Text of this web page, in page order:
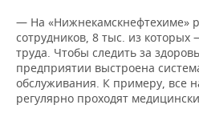
— На «Нижнекамскнефтехиме»
сотрудников, 8 тыс. из
труда. Чтобы следить за
предприятии выстроена
обслуживания. К примеру, все
регулярно проходят